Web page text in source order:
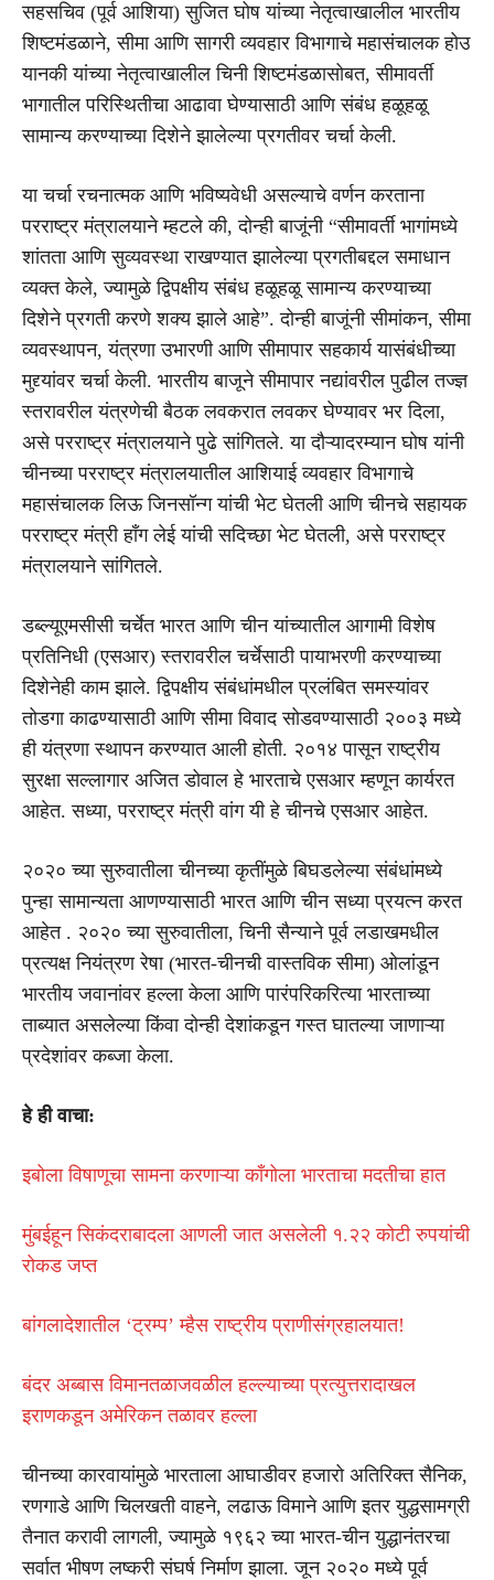
सहसचिव (पूर्व आशिया) सुजित घोष यांच्या नेतृत्वाखालील भारतीय
शिष्टमंडळाने, सीमा आणि सागरी व्यवहार विभागाचे महासंचालक होउ
यानकी यांच्या नेतृत्वाखालील चिनी शिष्टमंडळासोबत, सीमावर्ती
भागातील परिस्थितीचा आढावा घेण्यासाठी आणि संबंध हळूहळू
सामान्य करण्याच्या दिशेने झालेल्या प्रगतीवर चर्चा केली.
या चर्चा रचनात्मक आणि भविष्यवेधी असल्याचे वर्णन करताना
परराष्ट्र मंत्रालयाने म्हटले की, दोन्ही बाजूंनी “सीमावर्ती भागांमध्ये
शांतता आणि सुव्यवस्था राखण्यात झालेल्या प्रगतीबद्दल समाधान
व्यक्त केले, ज्यामुळे द्विपक्षीय संबंध हळूहळू सामान्य करण्याच्या
दिशेने प्रगती करणे शक्य झाले आहे”. दोन्ही बाजूंनी सीमांकन, सीमा
व्यवस्थापन, यंत्रणा उभारणी आणि सीमापार सहकार्य यासंबंधीच्या
मुद्द्यांवर चर्चा केली. भारतीय बाजूने सीमापार नद्यांवरील पुढील तज्ज्ञ
स्तरावरील यंत्रणेची बैठक लवकरात लवकर घेण्यावर भर दिला,
असे परराष्ट्र मंत्रालयाने पुढे सांगितले. या दौऱ्यादरम्यान घोष यांनी
चीनच्या परराष्ट्र मंत्रालयातील आशियाई व्यवहार विभागाचे
महासंचालक लिऊ जिनसॉन्ग यांची भेट घेतली आणि चीनचे सहायक
परराष्ट्र मंत्री हाँग लेई यांची सदिच्छा भेट घेतली, असे परराष्ट्र
मंत्रालयाने सांगितले.
डब्ल्यूएमसीसी चर्चेत भारत आणि चीन यांच्यातील आगामी विशेष
प्रतिनिधी (एसआर) स्तरावरील चर्चेसाठी पायाभरणी करण्याच्या
दिशेनेही काम झाले. द्विपक्षीय संबंधांमधील प्रलंबित समस्यांवर
तोडगा काढण्यासाठी आणि सीमा विवाद सोडवण्यासाठी २००३ मध्ये
ही यंत्रणा स्थापन करण्यात आली होती. २०१४ पासून राष्ट्रीय
सुरक्षा सल्लागार अजित डोवाल हे भारताचे एसआर म्हणून कार्यरत
आहेत. सध्या, परराष्ट्र मंत्री वांग यी हे चीनचे एसआर आहेत.
२०२० च्या सुरुवातीला चीनच्या कृतींमुळे बिघडलेल्या संबंधांमध्ये
पुन्हा सामान्यता आणण्यासाठी भारत आणि चीन सध्या प्रयत्न करत
आहेत . २०२० च्या सुरुवातीला, चिनी सैन्याने पूर्व लडाखमधील
प्रत्यक्ष नियंत्रण रेषा (भारत-चीनची वास्तविक सीमा) ओलांडून
भारतीय जवानांवर हल्ला केला आणि पारंपरिकरित्या भारताच्या
ताब्यात असलेल्या किंवा दोन्ही देशांकडून गस्त घातल्या जाणाऱ्या
प्रदेशांवर कब्जा केला.
हे ही वाचा:
इबोला विषाणूचा सामना करणाऱ्या काँगोला भारताचा मदतीचा हात
मुंबईहून सिकंदराबादला आणली जात असलेली १.२२ कोटी रुपयांची
रोकड जप्त
बांगलादेशातील ‘ट्रम्प’ म्हैस राष्ट्रीय प्राणीसंग्रहालयात!
बंदर अब्बास विमानतळाजवळील हल्ल्याच्या प्रत्युत्तरादाखल
इराणकडून अमेरिकन तळावर हल्ला
चीनच्या कारवायांमुळे भारताला आघाडीवर हजारो अतिरिक्त सैनिक,
रणगाडे आणि चिलखती वाहने, लढाऊ विमाने आणि इतर युद्धसामग्री
तैनात करावी लागली, ज्यामुळे १९६२ च्या भारत-चीन युद्धानंतरचा
सर्वात भीषण लष्करी संघर्ष निर्माण झाला. जून २०२० मध्ये पूर्व